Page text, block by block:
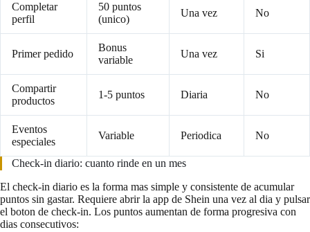
Completar
perfil
50 puntos
(unico)
Una vez No
Primer pedido
Bonus
variable
Una vez Si
Compartir
productos
1-5 puntos Diaria No
Eventos
especiales
Variable Periodica No
Check-in diario: cuanto rinde en un mes
El check-in diario es la forma mas simple y consistente de acumular
puntos sin gastar. Requiere abrir la app de Shein una vez al dia y pulsar
el boton de check-in. Los puntos aumentan de forma progresiva con
dias consecutivos: